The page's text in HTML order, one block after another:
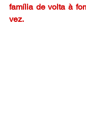
família de volta à
vez.